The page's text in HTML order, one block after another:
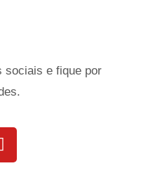
sociais e fique por